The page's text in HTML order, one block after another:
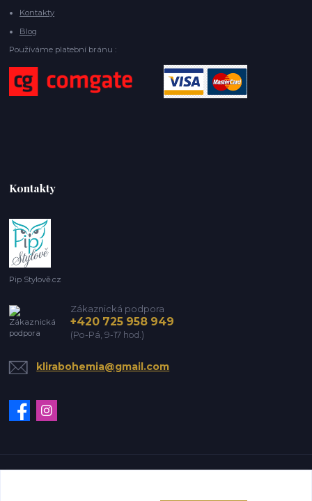
Kontakty
Blog
Používáme platební bránu :
Kontakty
Pip Stylově.cz
Zákaznická podpora
+420 725 958 949
(Po-Pá, 9-17 hod.)
klirabohemia@gmail.com